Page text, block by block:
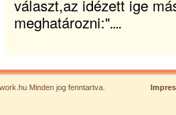
választ,az idézett ige
meghatározni:"....
Minden jog fenntartva.